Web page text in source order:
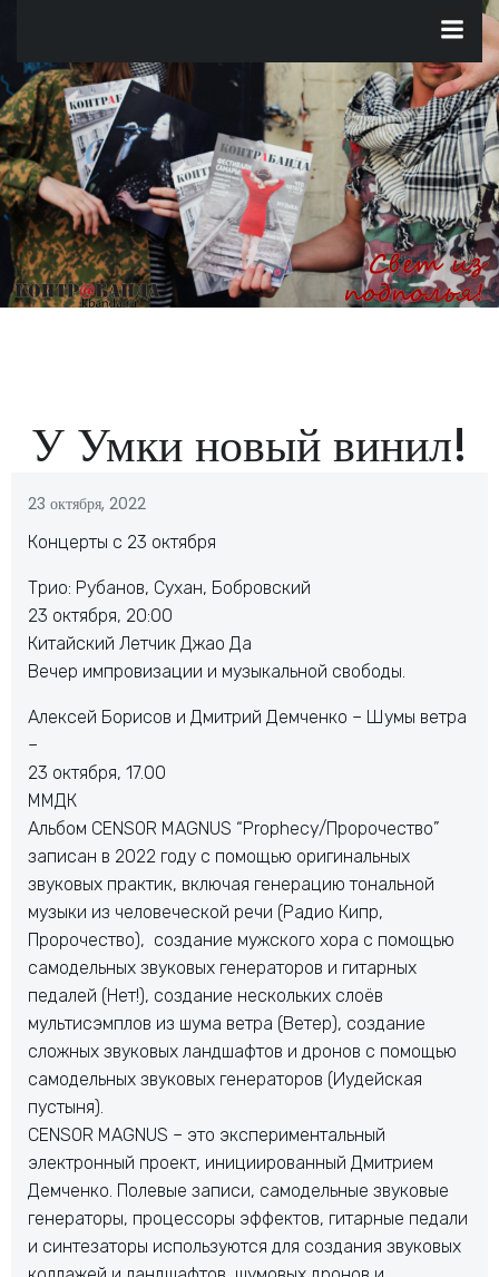
содержимому
У Умки новый винил!
23 октября, 2022
Концерты с 23 октября
Трио: Рубанов, Сухан, Бобровский
23 октября, 20:00
Китайский Летчик Джао Да
Вечер импровизации и музыкальной свободы.
Алексей Борисов и Дмитрий Демченко – Шумы ветра
–
23 октября, 17.00
ММДК
Альбом CENSOR MAGNUS “Prophecy/Пророчество”
записан в 2022 году с помощью оригинальных
звуковых практик, включая генерацию тональной
музыки из человеческой речи (Радио Кипр,
Пророчество), создание мужского хора с помощью
самодельных звуковых генераторов и гитарных
педалей (Нет!), создание нескольких слоёв
мультисэмплов из шума ветра (Ветер), создание
сложных звуковых ландшафтов и дронов с помощью
самодельных звуковых генераторов (Иудейская
пустыня).
CENSOR MAGNUS – это экспериментальный
электронный проект, инициированный Дмитрием
Демченко. Полевые записи, самодельные звуковые
генераторы, процессоры эффектов, гитарные педали
и синтезаторы используются для создания звуковых